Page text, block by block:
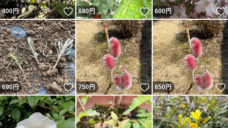
400円 いいね！
680円 いいね！
600円
690円 いいね！
750円 いいね！
650円